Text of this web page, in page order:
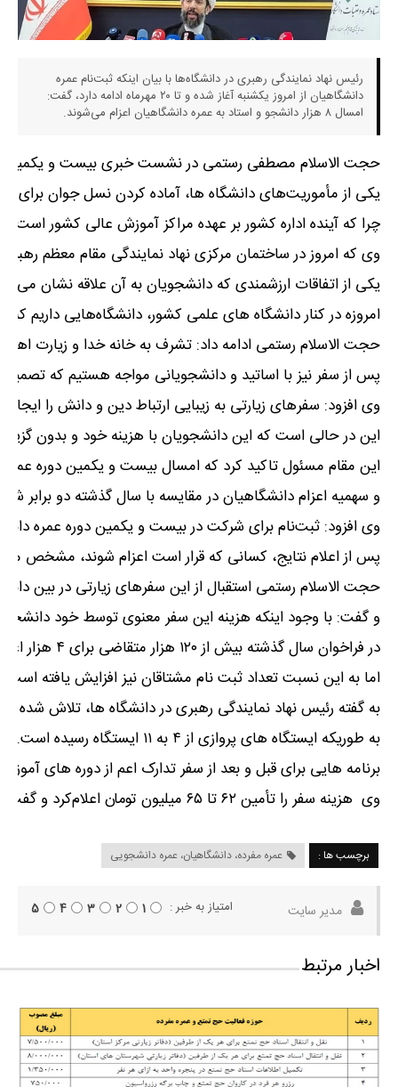
رئیس نهاد نمایندگی رهبری در دانشگاه‌ها با بیان اینکه ثبت‌نام عمره
دانشگاهیان از امروز یکشنبه آغاز شده و تا ۲۰ مهرماه ادامه دارد، گفت:
امسال ۸ هزار دانشجو و استاد به عمره دانشگاهیان اعزام می‌شوند.
حجت الاسلام مصطفی رستمی در نشست خبری بیست و یکمین دوره عمره
یکی از مأموریت‌های دانشگاه ها، آماده کردن نسل جوان
چرا که آینده اداره کشور بر عهده مراکز آموزش عالی کشور است
وی که امروز در ساختمان مرکزی نهاد نمایندگی مقام معظم
یکی از اتفاقات ارزشمندی که دانشجویان به آن علاقه نشان
امروزه در کنار دانشگاه های علمی کشور، دانشگاه‌هایی داریم
حجت الاسلام رستمی ادامه داد: تشرف به خانه خدا و زیارت
پس از سفر نیز با اساتید و دانشجویانی مواجه هستیم که
وی افزود: سفرهای زیارتی به زیبایی ارتباط دین و دانش را
این در حالی است که این دانشجویان با هزینه خود و بدون
این مقام مسئول تاکید کرد که امسال بیست و یکمین دوره عمره دانشگاهیان
و سهمیه اعزام دانشگاهیان در مقایسه با سال گذشته دو برابر شده است و ۸۰۰۰ دانشگاهی در قالب کاروان‌های با برکت و نورانی
وی افزود: ثبت‌نام برای شرکت در بیست و یکمین دوره عمره دانشگاهیان از امروز۱۳ مهر آغاز می شود و تا
پس از اعلام نتایج، کسانی که قرار است اعزام شوند، مشخص
حجت الاسلام رستمی استقبال از این سفرهای زیارتی در بین
و گفت: با وجود اینکه هزینه این سفر معنوی توسط خود
در فراخوان سال گذشته بیش از ۱۲۰ هزار متقاضی برای ۴ هزار اعزام متقاضی داشتیم و امسال ظرفیت دو برابر شده
اما به این نسبت تعداد ثبت نام مشتاقان نیز افزایش یافته است
به گفته رئیس نهاد نمایندگی رهبری در دانشگاه ها، تلاش
به طوریکه ایستگاه های پروازی از ۴ به ۱۱ ایستگاه رسیده است. بر این اساس از ۲۵ آبان تا ۲۷ آذرماه تشرف زائران را خواهیم داشت.
برنامه هایی برای قبل و بعد از سفر تدارک اعم از دوره های
وی هزینه سفر را تأمین ۶۲ تا ۶۵ میلیون تومان اعلام‌کرد و گفت: رایزنی شده تا به دانشجویان‌ برای اعزام ۵۰ میلیون تومان وام ارائه شود.
برچسب ها : عمره مفرده، دانشگاهیان، عمره دانشجویی
مدیر سایت امتیاز به خبر : 1
2
3
4
5
اخبار مرتبط